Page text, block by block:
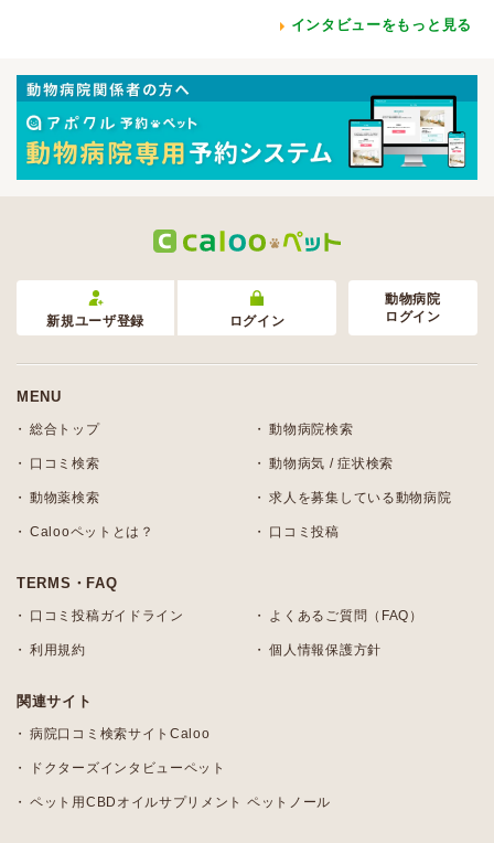
インタビューをもっと見る
新規ユーザ登録 ログイン
動物病院
ログイン
MENU
総合トップ 動物病院検索
口コミ検索 動物病気 / 症状検索
動物薬検索 求人を募集している動物病院
Calooペットとは？ 口コミ投稿
TERMS・FAQ
口コミ投稿ガイドライン よくあるご質問（FAQ）
利用規約 個人情報保護方針
関連サイト
病院口コミ検索サイトCaloo
ドクターズインタビューペット
ペット用CBDオイルサプリメント ペットノール